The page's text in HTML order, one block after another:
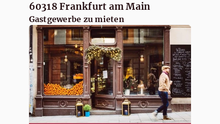
60318 Frankfurt am Main
Gastgewerbe zu mieten